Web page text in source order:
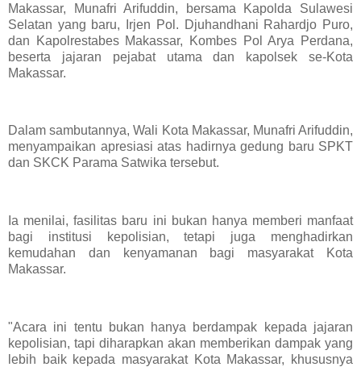
Makassar, Munafri Arifuddin, bersama Kapolda Sulawesi
Selatan yang baru, Irjen Pol. Djuhandhani Rahardjo Puro,
dan Kapolrestabes Makassar, Kombes Pol Arya Perdana,
beserta jajaran pejabat utama dan kapolsek se-Kota
Makassar.
Dalam sambutannya, Wali Kota Makassar, Munafri Arifuddin,
menyampaikan apresiasi atas hadirnya gedung baru SPKT
dan SKCK Parama Satwika tersebut.
Ia menilai, fasilitas baru ini bukan hanya memberi manfaat
bagi institusi kepolisian, tetapi juga menghadirkan
kemudahan dan kenyamanan bagi masyarakat Kota
Makassar.
"Acara ini tentu bukan hanya berdampak kepada jajaran
kepolisian, tapi diharapkan akan memberikan dampak yang
lebih baik kepada masyarakat Kota Makassar, khususnya